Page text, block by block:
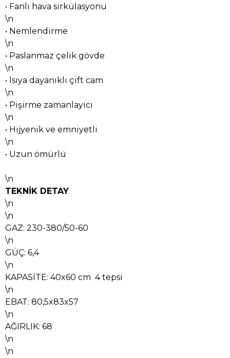
• Fanlı hava sirkülasyonu
\n
• Nemlendirme
\n
• Paslanmaz çelik gövde
\n
• lsıya dayanıklı çift cam
\n
• Pişirme zamanlayıcı
\n
• Hijyenik ve emniyetli
\n
• Uzun ömürlü
\n
TEKNİK DETAY
\n
\n
GAZ: 230-380/50-60
\n
GÜÇ: 6,4
\n
KAPASİTE: 40x60 cm 4 tepsi
\n
EBAT: 80,5x83x57
\n
AĞIRLIK: 68
\n
\n